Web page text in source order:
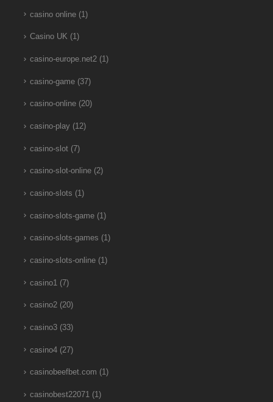
casino online(1)
Casino UK (1)
casino-europe.net2(1)
casino-game(37)
casino-online(20)
casino-play(12)
casino-slot(7)
casino-slot-online(2)
casino-slots (1)
casino-slots-game(1)
casino-slots-games (1)
casino-slots-online(1)
casino1 (7)
casino2(20)
casino3(33)
casino4(27)
casinobeefbet.com (1)
casinobest22071(1)